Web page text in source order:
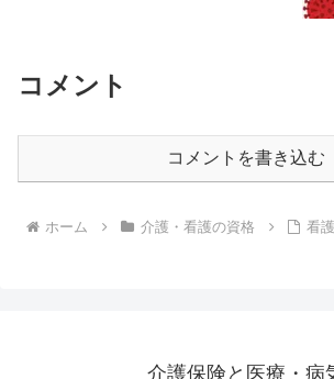
コメント
コメントを書き込む
ホーム 介護・看護の資格 看
介護保険と医療・病